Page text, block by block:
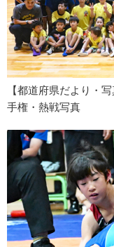
【都道府県だより・
手権・熱戦写真